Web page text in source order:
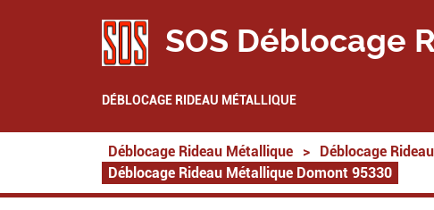
SOS Déblocage
DÉBLOCAGE RIDEAU MÉTALLIQUE
Déblocage Rideau Métallique > Déblocage
Déblocage Rideau Métallique Domont 95330